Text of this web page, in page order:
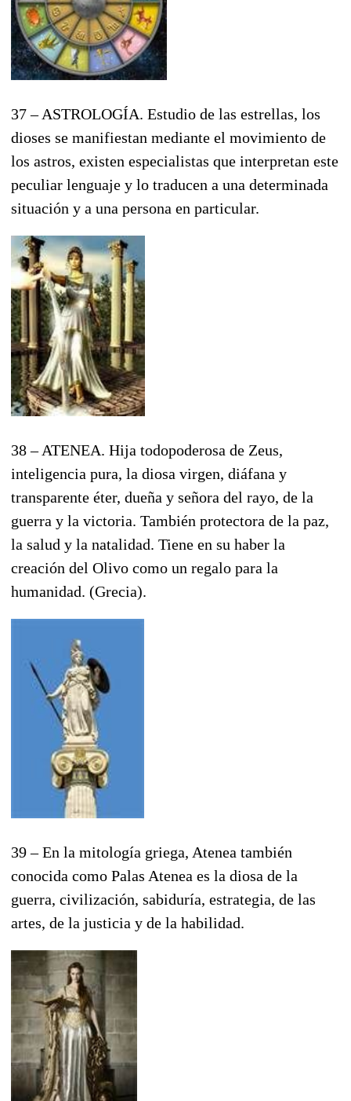
37 – ASTROLOGÍA. Estudio de las estrellas, los
dioses se manifiestan mediante el movimiento de
los astros, existen especialistas que interpretan este
peculiar lenguaje y lo traducen a una determinada
situación y a una persona en particular.
38 – ATENEA. Hija todopoderosa de Zeus,
inteligencia pura, la diosa virgen, diáfana y
transparente éter, dueña y señora del rayo, de la
guerra y la victoria. También protectora de la paz,
la salud y la natalidad. Tiene en su haber la
creación del Olivo como un regalo para la
humanidad. (Grecia).
39 – En la mitología griega, Atenea también
conocida como Palas Atenea es la diosa de la
guerra, civilización, sabiduría, estrategia, de las
artes, de la justicia y de la habilidad.